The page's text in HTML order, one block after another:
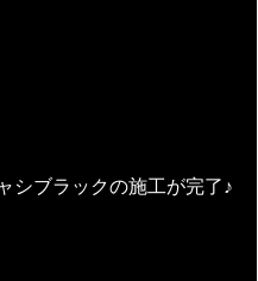
シブラックの施工が完了♪